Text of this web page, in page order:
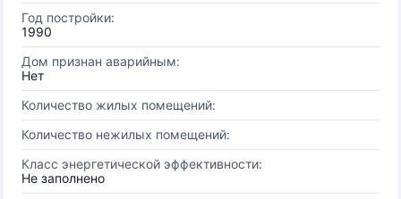
Год постройки:
1990
Дом признан аварийным:
Нет
Количество жилых помещений:
Количество нежилых помещений:
Класс энергетической эффективности:
Не заполнено